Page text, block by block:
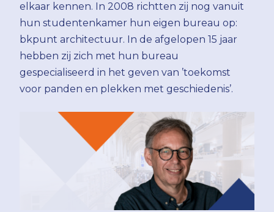
elkaar kennen. In 2008 richtten zij nog vanuit
hun studentenkamer hun eigen bureau op:
bkpunt architectuur. In de afgelopen 15 jaar
hebben zij zich met hun bureau
gespecialiseerd in het geven van ’toekomst
voor panden en plekken met geschiedenis’.